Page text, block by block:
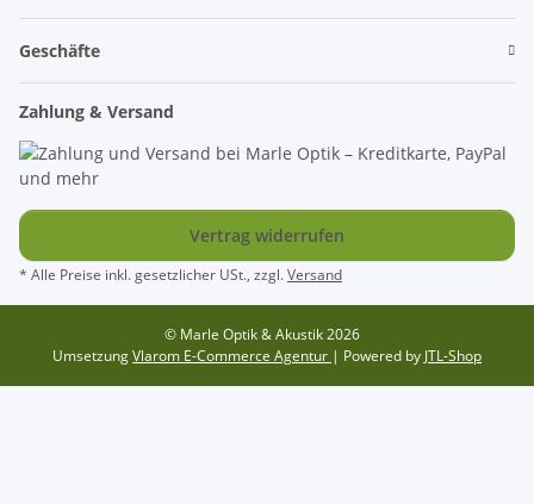
Geschäfte
Zahlung & Versand
Vertrag widerrufen
* Alle Preise inkl. gesetzlicher USt., zzgl.Versand
© Marle Optik & Akustik 2026
UmsetzungVlarom E-Commerce Agentur | Powered by JTL-Shop